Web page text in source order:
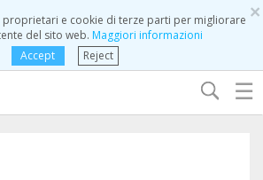
×
proprietari e cookie di terze parti per migliorare
del sito web. Maggiori informazioni
Accept
Reject
☰